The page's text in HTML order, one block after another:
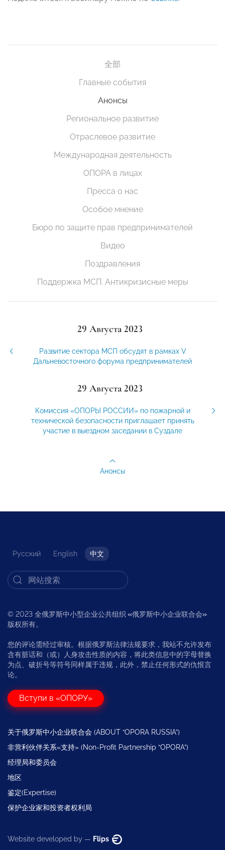
全部
Главные события
Анонсы
Региональное развитие
Отраслевое развитие
Международная деятельность
ОПОРА в лицах
Пресса о нас
Особое мнение
Бюро по защите прав предпринимателей
Видео
Поздравления
Поддержка МСП. Антикризисные меры
29 Августа 2023
Развитие сектора МСП обсудят в рамках V
Дальневосточного форума предпринимателей
29 Августа 2023
Комиссия «ОПОРЫ РОССИИ» по пожарной и
технической безопасности приглашает принять
участие в выездном заседании в Суздале
Анонсы
Русский English 中文
© 2023 全俄罗斯中小型企业公共组织 «俄罗斯中小企业联合会»
版权所有。
您的评论需经过审核。根据俄罗斯法律法规要求，我站不允许发布
含有脏话和（或）人身攻击性质的内容，将此类信息中的字母替换
为点、破折号等符号同样属于违规，此外，禁止任何形式的仇恨言
论。
Вступи в «ОПОРУ»
关于俄罗斯中小企业联合会 (ABOUT “OPORA RUSSIA”)
非营利伙伴关系«支持» (Non-Profit Partnership “OPORA”)
经理局和委员会
地区
鉴定(Expertise)
保护企业家和投资者权利局
Website developed by — Flips